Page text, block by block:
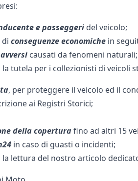
e passeggeri del veicolo;
di conseguenze economichein
causati da fenomeni naturali;
la tutela per i collezionisti di veicoli
, per proteggere il veicolo ed il
ai Registri Storici;
della coperturafino ad altri 15
in caso di guasti o incidenti;
lettura del nostro articolo